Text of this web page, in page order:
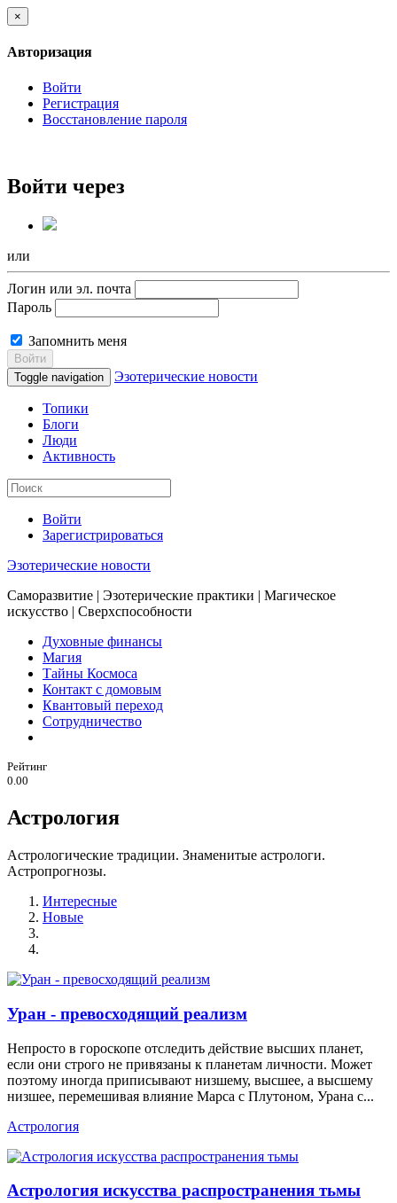
×
Авторизация
Войти
Регистрация
Восстановление пароля
Войти через
или
Логин или эл. почта
Пароль
Запомнить меня
Войти
Toggle navigation
Эзотерические новости
Топики
Блоги
Люди
Активность
Войти
Зарегистрироваться
Эзотерические новости
Саморазвитие | Эзотерические практики | Магическое
искусство | Сверхспособности
Духовные финансы
Магия
Тайны Космоса
Контакт с домовым
Квантовый переход
Сотрудничество
Рейтинг
0.00
Астрология
Астрологические традиции. Знаменитые астрологи.
Астропрогнозы.
Интересные
Новые
Уран - превосходящий реализм
Непросто в гороскопе отследить действие высших планет,
если они строго не привязаны к планетам личности. Может
поэтому иногда приписывают низшему, высшее, а высшему
низшее, перемешивая влияние Марса с Плутоном, Урана с...
Астрология
Астрология искусства распространения тьмы